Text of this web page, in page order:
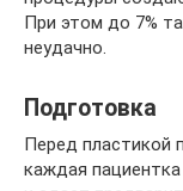
При этом до 7%
неудачно.
Подготовка
Перед пластикой
каждая пациентка